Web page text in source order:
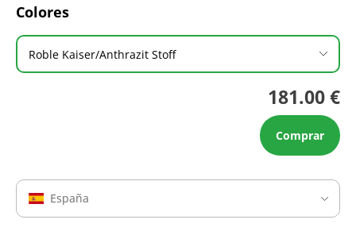
181.00 €
Comprar
Colores
Roble Kaiser/Anthrazit Stoff
España